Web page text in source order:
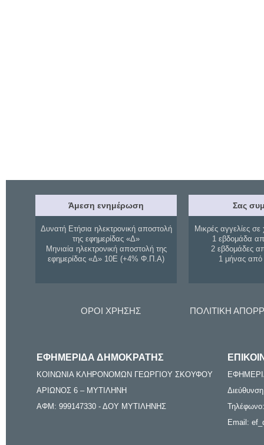
Άμεση ενημέρωση
Δυνατή Ετήσια ηλεκτρονική αποστολή
της εφημερίδας «Δ»
Μηνιαία ηλεκτρονική αποστολή της
εφημερίδας «Δ» 10Ε (+4% Φ.Π.Α)
Σας
Μικρές αγγελίες σε
1 εβδομάδα
2 εβδομάδες
1 μήνας
ΟΡΟΙ ΧΡΗΣΗΣ ΠΟΛΙΤΙΚΗ
ΕΦΗΜΕΡΙΔΑ ΔΗΜΟΚΡΑΤΗΣ
ΚΟΙΝΩΝΙΑ ΚΛΗΡΟΝΟΜΩΝ ΓΕΩΡΓΙΟΥ ΣΚΟΥΦΟΥ
ΑΡΙΩΝΟΣ 6 – ΜΥΤΙΛΗΝΗ
ΑΦΜ: 999147330 - ΔΟΥ ΜΥΤΙΛΗΝΗΣ
Email: